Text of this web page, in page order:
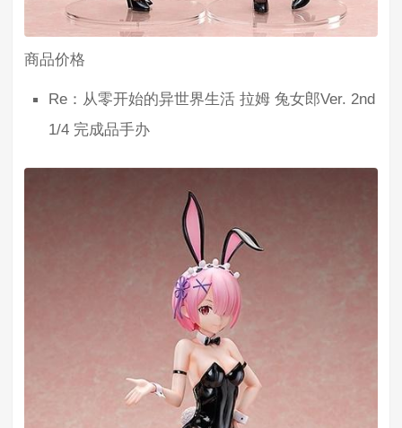
商品价格
Re：从零开始的异世界生活 拉姆 兔女郎Ver. 2nd
1/4 完成品手办